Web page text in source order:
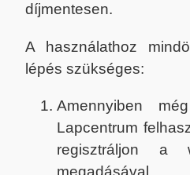
díjmentesen.
A használathoz
lépés szükséges:
Amennyiben
Lapcentrum
regisztráljon a
megadásával.